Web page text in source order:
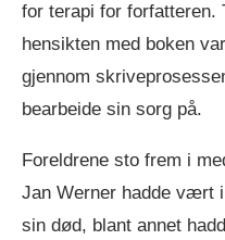
for terapi for forfatteren.
hensikten med boken
gjennom
bearbeide sin sorg på.
Foreldrene sto frem i
Jan Werner hadde vært
sin død, blant annet